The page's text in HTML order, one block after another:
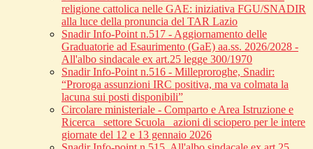
religione cattolica nelle GAE: iniziativa FGU/SNADIR
alla luce della pronuncia del TAR Lazio
Snadir Info-Point n.517 - Aggiornamento delle
Graduatorie ad Esaurimento (GaE) aa.ss. 2026/2028 -
All'albo sindacale ex art.25 legge 300/1970
Snadir Info-Point n.516 - Milleproroghe, Snadir:
“Proroga assunzioni IRC positiva, ma va colmata la
lacuna sui posti disponibili”
Circolare ministeriale - Comparto e Area Istruzione e
Ricerca_ settore Scuola_ azioni di sciopero per le intere
giornate del 12 e 13 gennaio 2026